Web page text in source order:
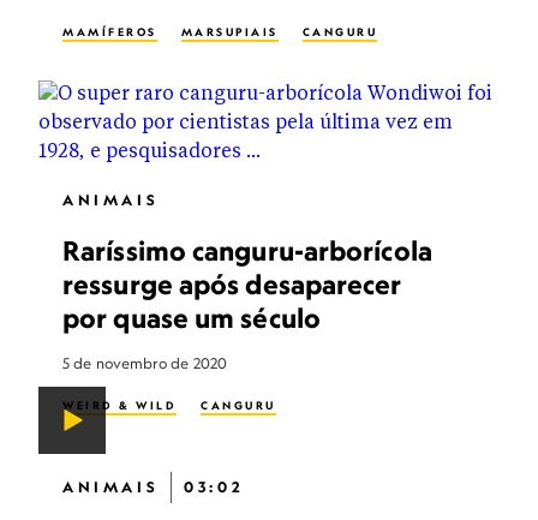
MAMÍFEROS MARSUPIAIS CANGURU
ANIMAIS
Raríssimo canguru-arborícola
ressurge após desaparecer
por quase um século
5 de novembro de 2020
WEIRD & WILD CANGURU
ANIMAIS 03:02